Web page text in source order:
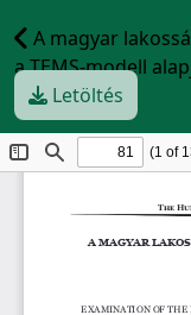
A magyar
a TEMS-modell
Letöltés